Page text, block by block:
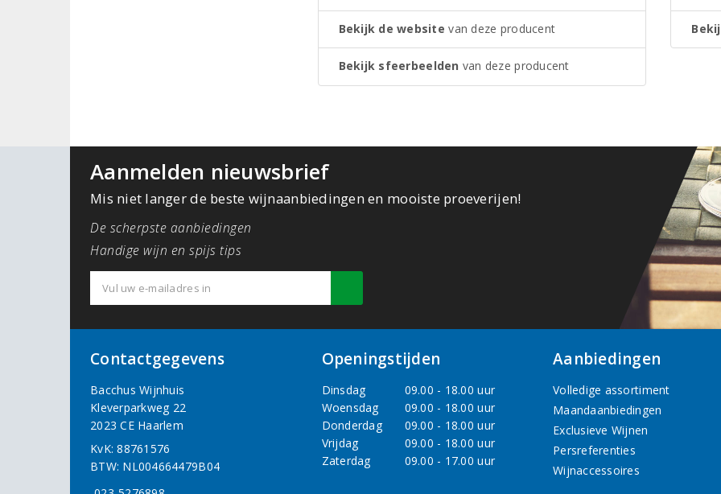
Bekijk de website van deze producent
Bekijk sfeerbeelden van deze producent
Aanmelden nieuwsbrief
Mis niet langer de beste wijnaanbiedingen en mooiste proeverijen!
De scherpste aanbiedingen
Handige wijn en spijs tips
Contactgegevens
Bacchus Wijnhuis
Kleverparkweg 22
2023 CE Haarlem
KvK: 88761576
BTW: NL004664479B04
Openingstijden
Dinsdag
09.00 - 18.00 uur
Woensdag
09.00 - 18.00 uur
Donderdag
09.00 - 18.00 uur
Vrijdag
09.00 - 18.00 uur
Zaterdag
09.00 - 17.00 uur
Aanbiedingen
Volledige assortiment
Maandaanbiedingen
Exclusieve Wijnen
Persreferenties
Wijnaccessoires